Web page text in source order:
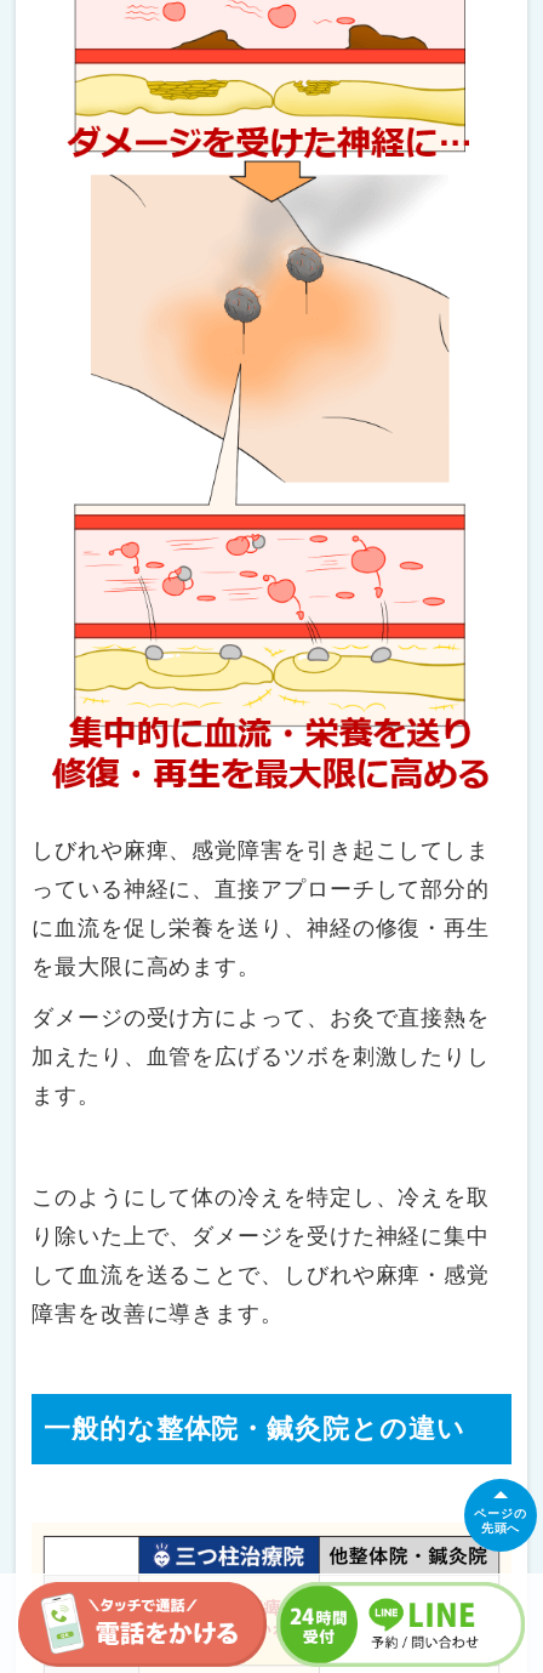
しびれや麻痺、感覚障害を引き起こしてしま
っている神経に、直接アプローチして部分的
に血流を促し栄養を送り、神経の修復・再生
を最大限に高めます。
ダメージの受け方によって、お灸で直接熱を
加えたり、血管を広げるツボを刺激したりし
ます。
このようにして体の冷えを特定し、冷えを取
り除いた上で、ダメージを受けた神経に集中
して血流を送ることで、しびれや麻痺・感覚
障害を改善に導きます。
一般的な整体院・鍼灸院との違い
ページの
先頭へ